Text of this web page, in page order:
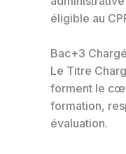
éligible au
Bac+3
Le Titre
forment le
formation,
évaluation.